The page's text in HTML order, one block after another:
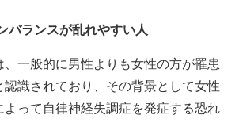
バランスが乱れやすい人
、一般的に男性よりも女性の方が罹患
認識されており、その背景として女性
よって自律神経失調症を発症する恐れ